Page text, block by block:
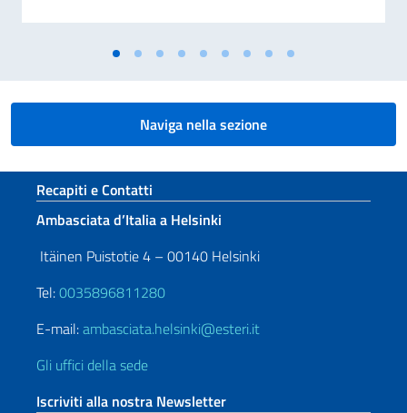
Naviga nella sezione
Sezione footer
Recapiti e Contatti
Ambasciata d’Italia a Helsinki
Itäinen Puistotie 4 – 00140 Helsinki
Tel:0035896811280
E-mail:ambasciata.helsinki@esteri.it
Gli uffici della sede
Iscriviti alla nostra Newsletter